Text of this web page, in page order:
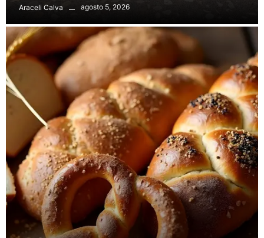
Araceli Calva agosto 5, 2026